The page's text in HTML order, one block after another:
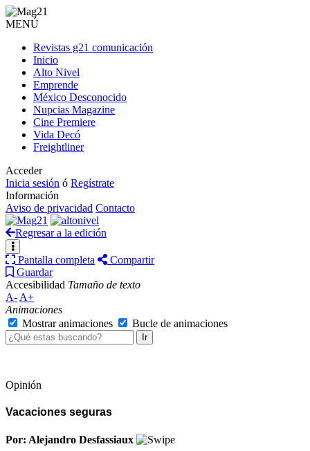
MENÚ
Revistas g21 comunicación
Inicio
Alto Nivel
Emprende
México Desconocido
Nupcias Magazine
Cine Premiere
Vida Decó
Freightliner
Acceder
Inicia sesión ó Regístrate
Información
Aviso de privacidad Contacto
Regresar a la edición
Pantalla completa
Compartir
Guardar
Accesibilidad Tamaño de texto
A- A+
Animaciones
Mostrar animaciones
Bucle de animaciones
Ir
Opinión
Vacaciones seguras
Por: Alejandro Desfassiaux